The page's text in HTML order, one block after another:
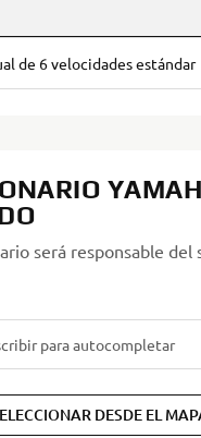
de 6 velocidades estándar
será responsable del
DESDE EL